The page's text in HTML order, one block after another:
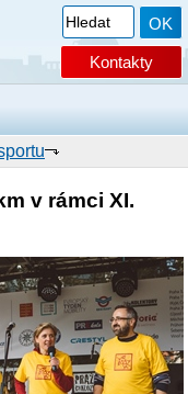
Kontakty
v rámci XI.